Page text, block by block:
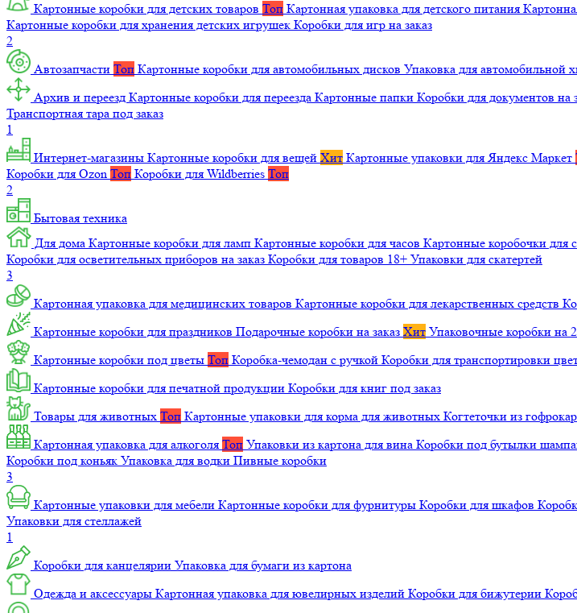
Картонные коробки для детских товаров Топ Картонная упаковка для детского питания
Картонные коробки для хранения детских игрушек Коробки для игр на заказ
2
Автозапчасти Топ Картонные коробки для автомобильных дисков Упаковка для автомобильной
Архив и переезд Картонные коробки для переезда Картонные папки Коробки для документов на
Транспортная тара под заказ
1
Интернет-магазины Картонные коробки для вещей Хит Картонные упаковки для Яндекс Маркет
Коробки для Ozon Топ Коробки для Wildberries Топ
2
Бытовая техника
Для дома Картонные коробки для ламп Картонные коробки для часов Картонные коробочки для
Коробки для осветительных приборов на заказ Коробки для товаров 18+ Упаковки для скатертей
3
Картонная упаковка для медицинских товаров Картонные коробки для лекарственных средств
Картонные коробки для праздников Подарочные коробки на заказ Хит Упаковочные коробки на
Картонные коробки под цветы Топ Коробка-чемодан с ручкой Коробки для транспортировки
Картонные коробки для печатной продукции Коробки для книг под заказ
Товары для животных Топ Картонные упаковки для корма для животных Когтеточки из
Картонная упаковка для алкоголя Топ Упаковки из картона для вина Коробки под бутылки
Коробки под коньяк Упаковка для водки Пивные коробки
3
Картонные упаковки для мебели Картонные коробки для фурнитуры Коробки для шкафов
Упаковки для стеллажей
1
Коробки для канцелярии Упаковка для бумаги из картона
Одежда и аксессуары Картонная упаковка для ювелирных изделий Коробки для бижутерии